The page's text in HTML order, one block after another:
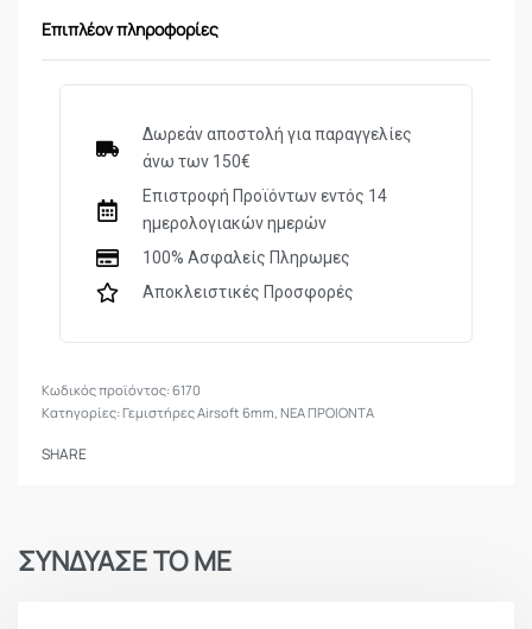
(Speedloader)
Χωρητικότητα:200 BBs
καθώς και speedloader-compatible magazines
Λειτουργία:Χειροκίνητο γέμισμα με εργονομικό
μηχανισμό
Υλικό κατασκευής:Ανθεκτικό πλαστικό
Ιδανικός για:Airsoft AEG, μικρές προπονήσεις ή
φορητή χρήση
Εύκολος στη χρήση:Γρήγορη και ασφαλής
Επιπλέον πληροφορίες
Δωρεάν αποστολή για παραγγελίες
άνω των 150€
Επιστροφή Προϊόντων εντός 14
ημερολογιακών ημερών
100% Ασφαλείς Πληρωμες
Αποκλειστικές Προσφορές
6170
Κατηγορίες:Γεμιστήρες Airsoft 6mm, ΝΕΑ ΠΡΟΙΟΝΤΑ
SHARE
ΣΥΝΔΥΑΣΕ ΤΟ ΜΕ